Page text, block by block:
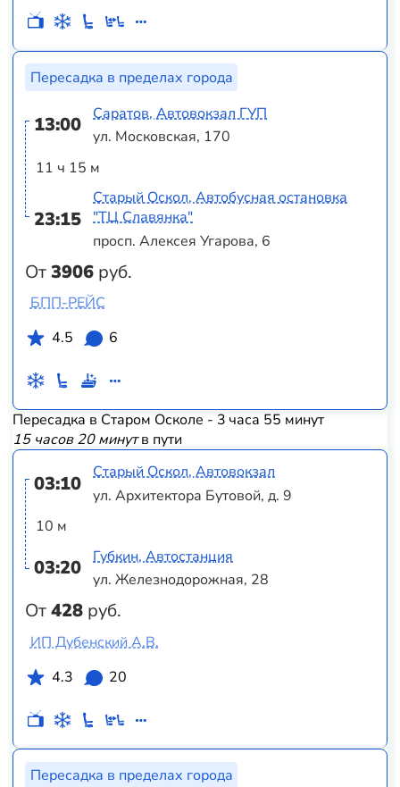
Пересадка в пределах города
13:00
11 ч 15 м
23:15
От3906 руб.
Саратов, Автовокзал ГУП
ул. Московская, 170
Старый Оскол, Автобусная остановка
"ТЦ Славянка"
просп. Алексея Угарова, 6
БПП-РЕЙС
4.5
6
Пересадка в Старом Осколе - 3 часа 55 минут
15 часов 20 минутв пути
03:10
10 м
03:20
От428 руб.
Старый Оскол, Автовокзал
ул. Архитектора Бутовой, д. 9
Губкин, Автостанция
ул. Железнодорожная, 28
ИП Дубенский А.В.
4.3
20
Пересадка в пределах города